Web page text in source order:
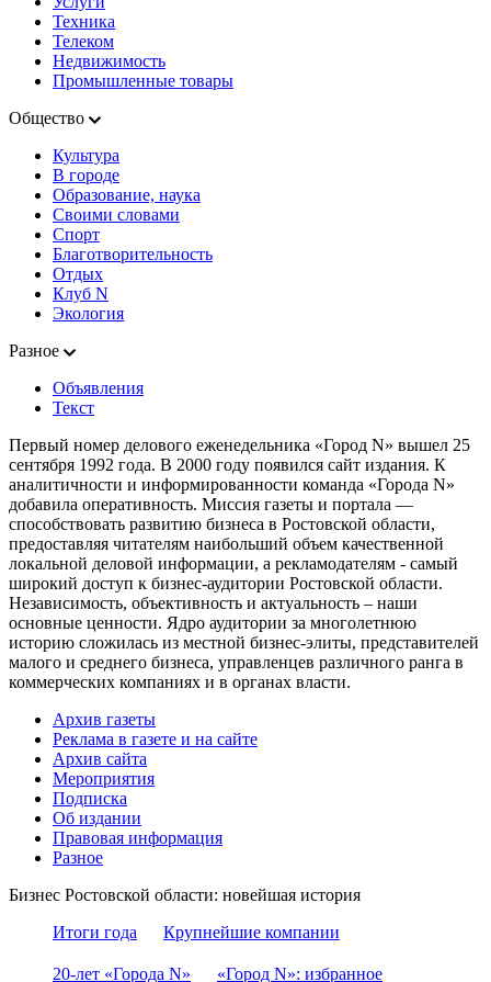
Техника
Телеком
Недвижимость
Промышленные товары
Общество
Культура
В городе
Образование, наука
Своими словами
Спорт
Благотворительность
Отдых
Клуб N
Экология
Разное
Объявления
Текст
Первый номер делового еженедельника «Город N» вышел 25
сентября 1992 года. В 2000 году появился сайт издания. К
аналитичности и информированности команда «Города N»
добавила оперативность. Миссия газеты и портала —
способствовать развитию бизнеса в Ростовской области,
предоставляя читателям наибольший объем качественной
локальной деловой информации, а рекламодателям - самый
широкий доступ к бизнес-аудитории Ростовской области.
Независимость, объективность и актуальность – наши
основные ценности. Ядро аудитории за многолетнюю
историю сложилась из местной бизнес-элиты, представителей
малого и среднего бизнеса, управленцев различного ранга в
коммерческих компаниях и в органах власти.
Архив газеты
Реклама в газете и на сайте
Архив сайта
Мероприятия
Подписка
Об издании
Правовая информация
Разное
Бизнес Ростовской области: новейшая история
Итоги года
Крупнейшие компании
20-лет «Города N» «Город N»: избранное